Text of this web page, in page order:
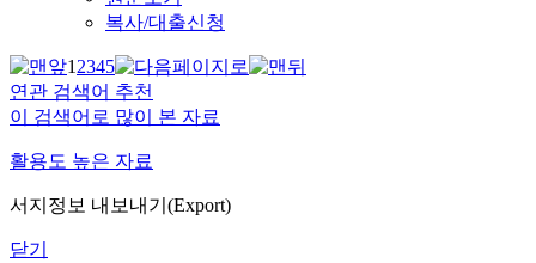
복사/대출신청
12345
연관 검색어 추천
이 검색어로 많이 본 자료
활용도 높은 자료
서지정보 내보내기(Export)
닫기